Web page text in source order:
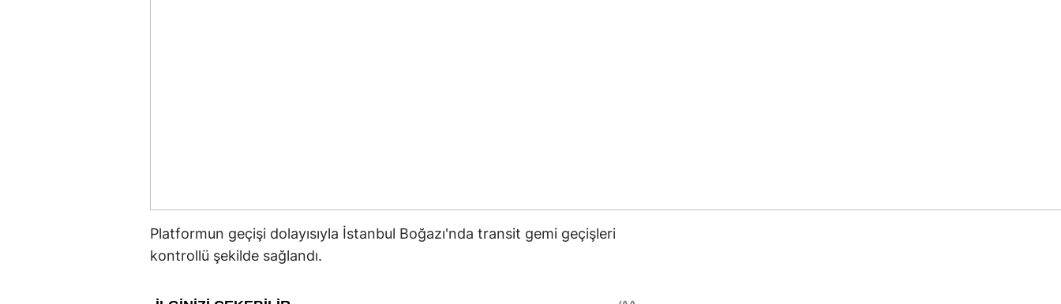
Platformun geçişi dolayısıyla İstanbul Boğazı'nda transit gemi geçişleri
kontrollü şekilde sağlandı.